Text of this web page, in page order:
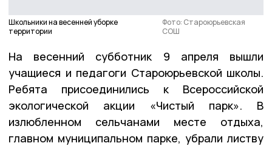
Школьники на весенней уборке
территории
Фото: Староюрьевская
СОШ
На весенний субботник 9 апреля вышли
учащиеся и педагоги Староюрьевской школы.
Ребята присоединились к Всероссийской
экологической акции «Чистый парк». В
излюбленном сельчанами месте отдыха,
главном муниципальном парке, убрали листву